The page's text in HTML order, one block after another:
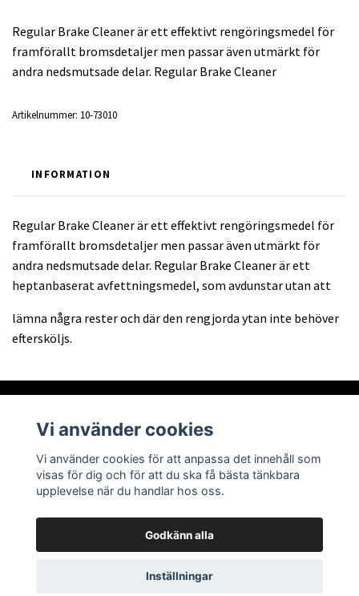
Regular Brake Cleaner är ett effektivt rengöringsmedel för
framförallt bromsdetaljer men passar även utmärkt för
andra nedsmutsade delar. Regular Brake Cleaner
Artikelnummer: 10-73010
INFORMATION
Regular Brake Cleaner är ett effektivt rengöringsmedel för
framförallt bromsdetaljer men passar även utmärkt för
andra nedsmutsade delar. Regular Brake Cleaner är ett
heptanbaserat avfettningsmedel, som avdunstar utan att
lämna några rester och där den rengjorda ytan inte behöver
eftersköljs.
Läs mer
© 2026 Abra Tech ABPowered by Quickbutik
Vi använder cookies
Vi använder cookies för att anpassa det innehåll som
visas för dig och för att du ska få bästa tänkbara
upplevelse när du handlar hos oss.
Godkänn alla
Inställningar